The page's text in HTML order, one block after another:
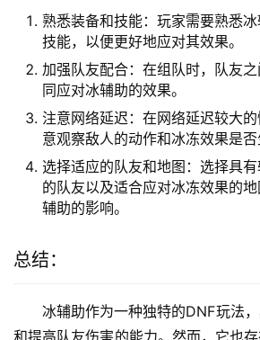
熟悉装备和技能：玩家需要熟悉
技能，以便更好地应对其效果。
加强队友配合：在组队时，队友
同应对冰辅助的效果。
注意网络延迟：在网络延迟较大
意观察敌人的动作和冰冻效果是否
选择适应的队友和地图：选择具
的队友以及适合应对冰冻效果的
辅助的影响。
总结：
冰辅助作为一种独特的DNF玩法